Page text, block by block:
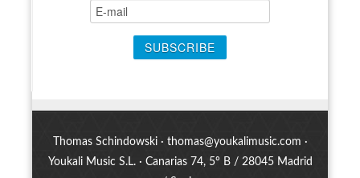
Thomas Schindowski · thomas@youkalimusic.com ·
Youkali Music S.L. · Canarias 74, 5º B / 28045 Madrid